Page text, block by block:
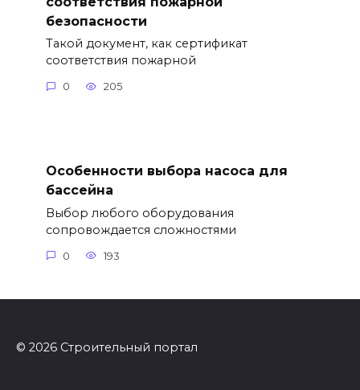
безопасности
Такой документ, как сертификат
соответствия пожарной
0 205
Особенности выбора насоса для
бассейна
Выбор любого оборудования
сопровождается сложностями
0 193
© 2026 Строительный портал